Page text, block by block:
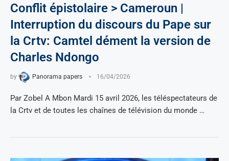
Conflit épistolaire > Cameroun |
Interruption du discours du Pape sur
la Crtv: Camtel dément la version de
Charles Ndongo
by Panorama papers 16/04/2026
Par Zobel A Mbon Mardi 15 avril 2026, les téléspectateurs de
la Crtv et de toutes les chaînes de télévision du monde …